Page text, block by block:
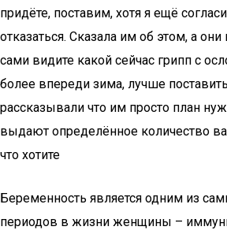
придёте, поставим, хотя я ещё
отказаться. Сказала им об этом, а
сами видите какой сейчас грипп с
более впереди зима, лучше
рассказывали что им просто план
выдают определённое количество
что хотите
Беременность является одним из
периодов в жизни женщины –